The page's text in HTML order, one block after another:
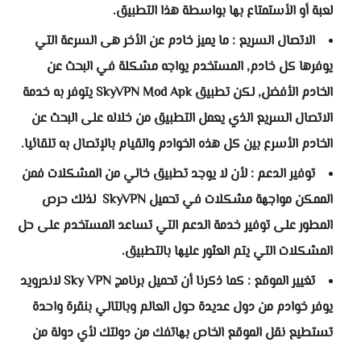
لعبة أو الأستمتاع بها بواسطة هذا التطبيق.
الاتصال السريع : ما يميز خادم عن الأخر هى السرعة التي
يوفرها كل خادم, المستخدم يواجه مشكلة في البحث عن
الخادم الأفضل, لكن تطبيق SkyVPN Mod Apk يتوفر به خدمة
الاتصال السريع الذي يعمل التطبيق من خلاله على البحث عن
الخادم الأسرع بين كل هذه الخوادم والقيام بالإتصال به تلقائيا.
توفير الدعم : لأن لا يوجد تطبيق خالي من المشكلات فمن
الممكن مواجهة مشكلات في تحميل SkyVPN لذلك حرص
المطور على توفير خدمة الدعم التي تساعد المستخدم على حل
المشكلات التي يتم العثور عليها بالتطبيق.
تغيير الموقع : كما ذكرنا أن تحميل برنامج Sky VPN لاندرويد
يوفر خوادم من دول عديدة حول العالم وبالتالي بنقرة واحدة
تستطيع نقل الموقع الخاص بهاتفك من دولتك لأي دولة من